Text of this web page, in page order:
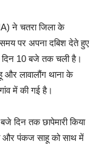
ने चतरा जिला के
पर अपना दबिश देते हुए
दिन 10 बजे तक चली है।
और लावालौंग थाना के
में की गई है।
दिन तक छापेमारी किया
और पंकज साहू को साथ में